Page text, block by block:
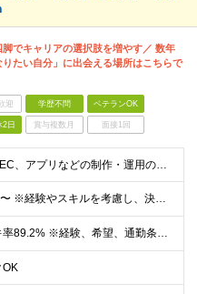
脚でキャリアの選択肢を増やす／ 数年
りたい自分」に出会える場所はこちらで
迎 学歴不問 ベテランOK
2日 賞与複数月 面接1回
■Webサイト、EC、アプリなどの制作・運用のディレクションに関わった実務経験をお持ちの方（目安1年以上） ◆HTML、CSS、JavaScriptに関する基礎知識 ■学歴不問 Webディレクターの
月給370,400円〜 ※経験やスキルを考慮し、決定いたします ※上記金額には固定残業代（30時間分/70,400円～）を含みます。超過分は別途全額支給いたします ※試用期間6カ月あり（期間中の給与・
◆リモート案件率89.2% ※経験、希望、通勤条件、案件状況を踏まえて配属先を決定します ※転居を伴う転勤はありません 一都三県のクライアント先＋在宅勤務（案件により異なります） 【本社】東京都千代
OK